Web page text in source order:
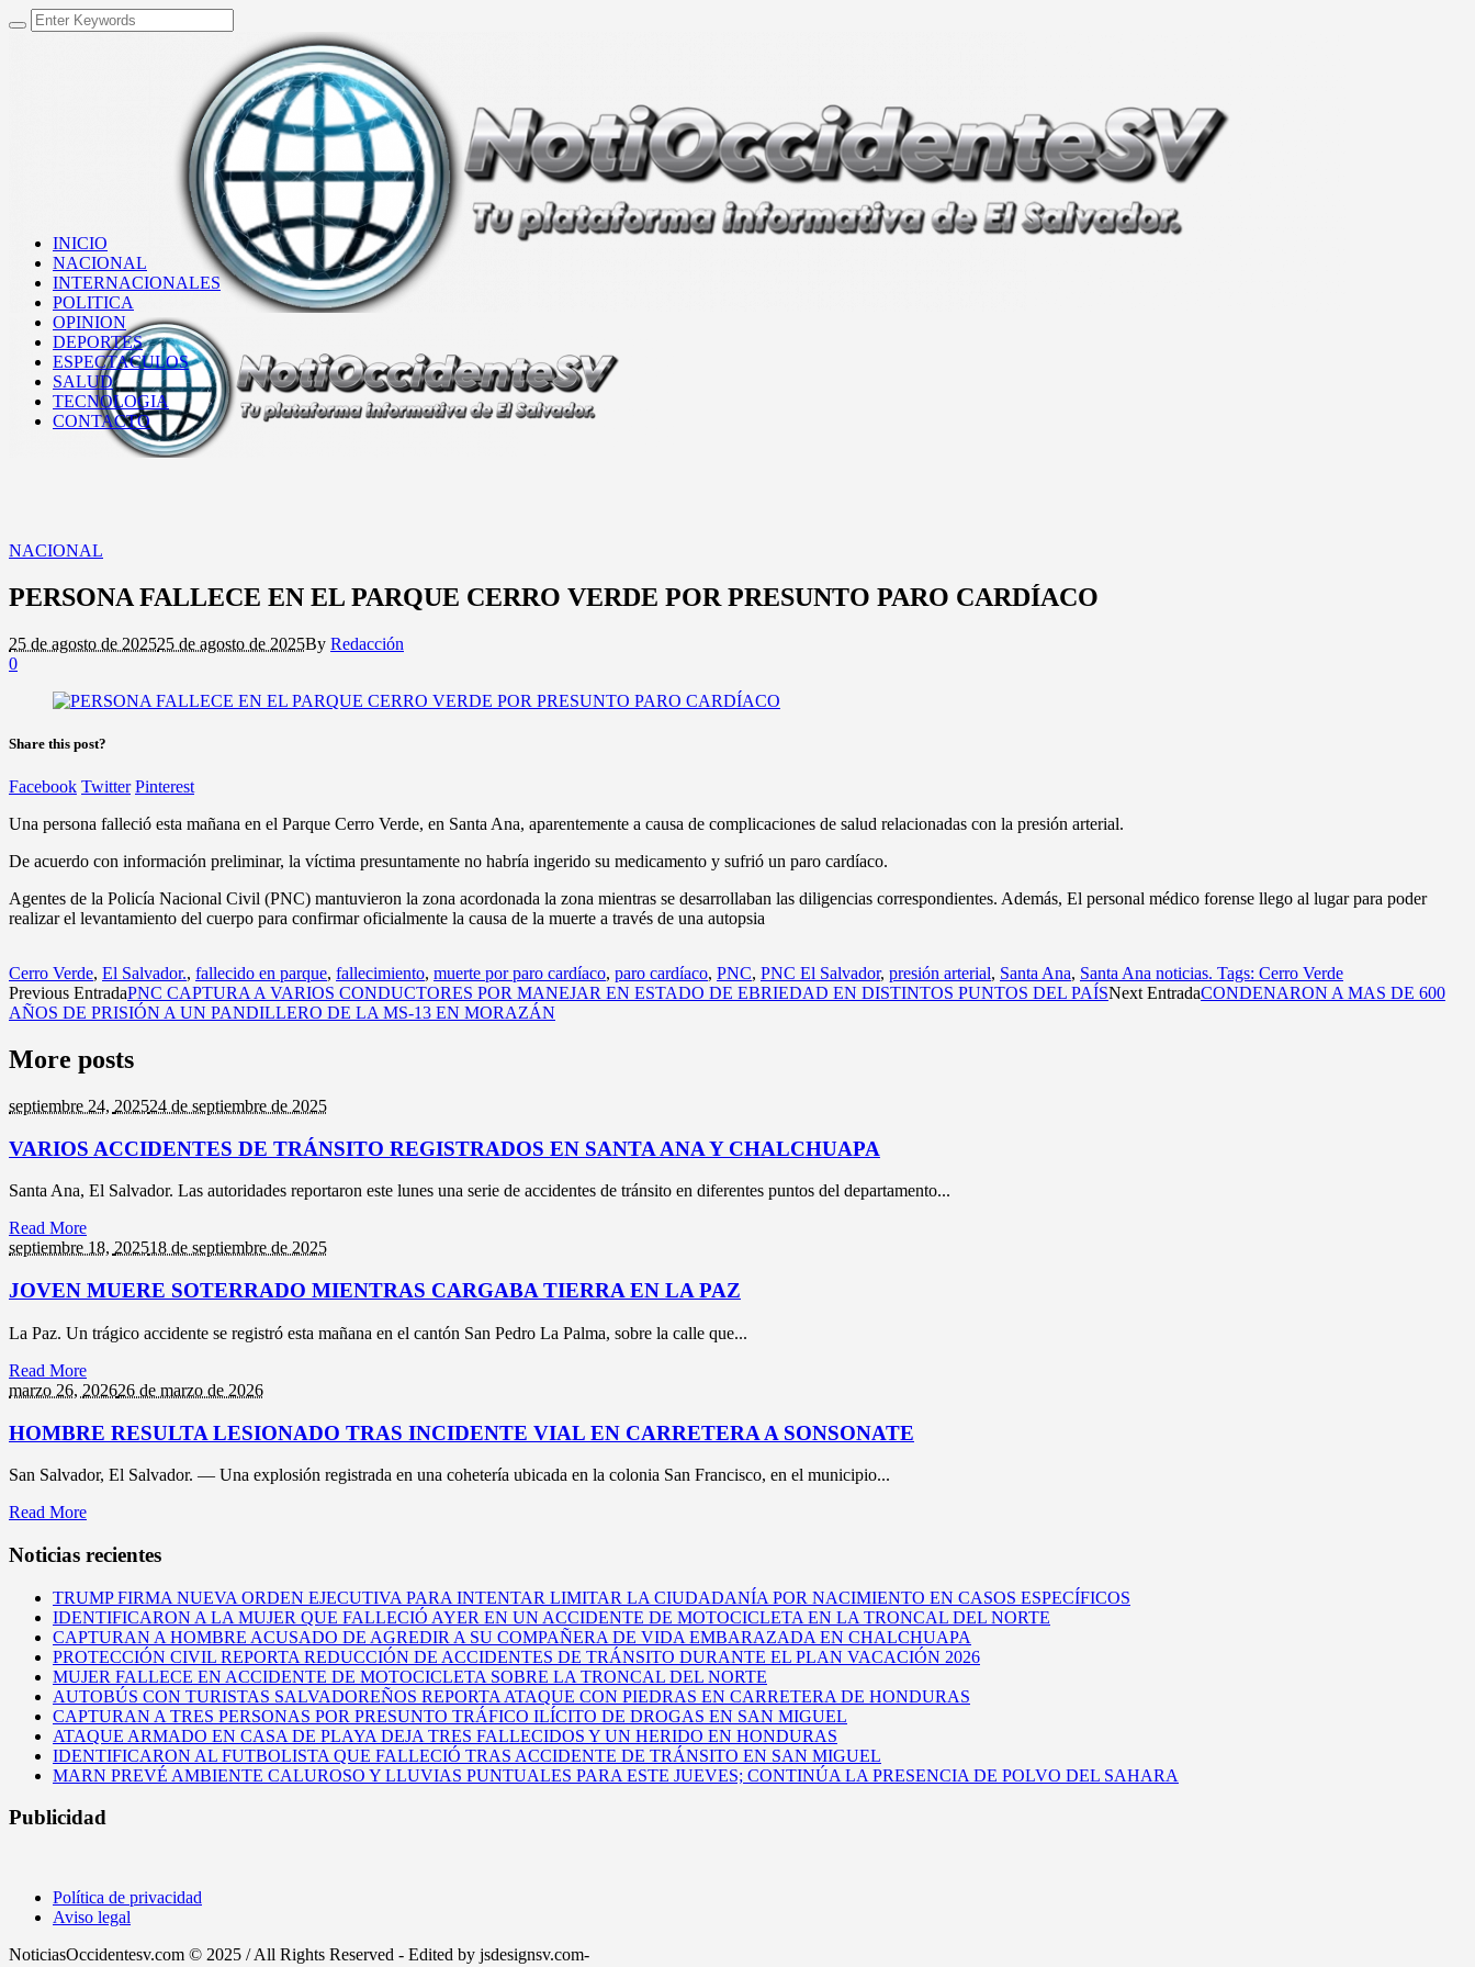
INICIO
NACIONAL
INTERNACIONALES
POLITICA
OPINION
DEPORTES
ESPECTACULOS
SALUD
TECNOLOGIA
CONTACTO
NACIONAL
PERSONA FALLECE EN EL PARQUE CERRO VERDE POR PRESUNTO PARO CARDÍACO
25 de agosto de 202525 de agosto de 2025By Redacción
0
Share this post?
Facebook Twitter Pinterest
Una persona falleció esta mañana en el Parque Cerro Verde, en Santa Ana, aparentemente a causa de complicaciones de salud relacionadas con la presión arterial.
De acuerdo con información preliminar, la víctima presuntamente no habría ingerido su medicamento y sufrió un paro cardíaco.
Agentes de la Policía Nacional Civil (PNC) mantuvieron la zona acordonada la zona mientras se desarrollaban las diligencias correspondientes. Además, El personal médico forense llego al lugar para poder
realizar el levantamiento del cuerpo para confirmar oficialmente la causa de la muerte a través de una autopsia
Cerro Verde, El Salvador., fallecido en parque, fallecimiento, muerte por paro cardíaco, paro cardíaco, PNC, PNC El Salvador, presión arterial, Santa Ana, Santa Ana noticias. Tags: Cerro Verde
Previous EntradaPNC CAPTURA A VARIOS CONDUCTORES POR MANEJAR EN ESTADO DE EBRIEDAD EN DISTINTOS PUNTOS DEL PAÍSNext EntradaCONDENARON A MAS DE 600
AÑOS DE PRISIÓN A UN PANDILLERO DE LA MS-13 EN MORAZÁN
More posts
septiembre 24, 202524 de septiembre de 2025
VARIOS ACCIDENTES DE TRÁNSITO REGISTRADOS EN SANTA ANA Y CHALCHUAPA
Santa Ana, El Salvador. Las autoridades reportaron este lunes una serie de accidentes de tránsito en diferentes puntos del departamento...
Read More
septiembre 18, 202518 de septiembre de 2025
JOVEN MUERE SOTERRADO MIENTRAS CARGABA TIERRA EN LA PAZ
La Paz. Un trágico accidente se registró esta mañana en el cantón San Pedro La Palma, sobre la calle que...
Read More
marzo 26, 202626 de marzo de 2026
HOMBRE RESULTA LESIONADO TRAS INCIDENTE VIAL EN CARRETERA A SONSONATE
San Salvador, El Salvador. — Una explosión registrada en una cohetería ubicada en la colonia San Francisco, en el municipio...
Read More
Noticias recientes
TRUMP FIRMA NUEVA ORDEN EJECUTIVA PARA INTENTAR LIMITAR LA CIUDADANÍA POR NACIMIENTO EN CASOS ESPECÍFICOS
IDENTIFICARON A LA MUJER QUE FALLECIÓ AYER EN UN ACCIDENTE DE MOTOCICLETA EN LA TRONCAL DEL NORTE
CAPTURAN A HOMBRE ACUSADO DE AGREDIR A SU COMPAÑERA DE VIDA EMBARAZADA EN CHALCHUAPA
PROTECCIÓN CIVIL REPORTA REDUCCIÓN DE ACCIDENTES DE TRÁNSITO DURANTE EL PLAN VACACIÓN 2026
MUJER FALLECE EN ACCIDENTE DE MOTOCICLETA SOBRE LA TRONCAL DEL NORTE
AUTOBÚS CON TURISTAS SALVADOREÑOS REPORTA ATAQUE CON PIEDRAS EN CARRETERA DE HONDURAS
CAPTURAN A TRES PERSONAS POR PRESUNTO TRÁFICO ILÍCITO DE DROGAS EN SAN MIGUEL
ATAQUE ARMADO EN CASA DE PLAYA DEJA TRES FALLECIDOS Y UN HERIDO EN HONDURAS
IDENTIFICARON AL FUTBOLISTA QUE FALLECIÓ TRAS ACCIDENTE DE TRÁNSITO EN SAN MIGUEL
MARN PREVÉ AMBIENTE CALUROSO Y LLUVIAS PUNTUALES PARA ESTE JUEVES; CONTINÚA LA PRESENCIA DE POLVO DEL SAHARA
Publicidad
Política de privacidad
Aviso legal
NoticiasOccidentesv.com © 2025 / All Rights Reserved - Edited by jsdesignsv.com-